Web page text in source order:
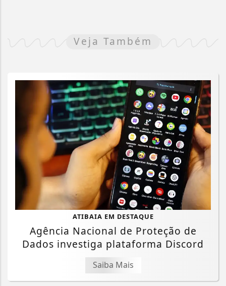
Veja Também
ATIBAIA EM DESTAQUE
Agência Nacional de Proteção de
Dados investiga plataforma Discord
Saiba Mais